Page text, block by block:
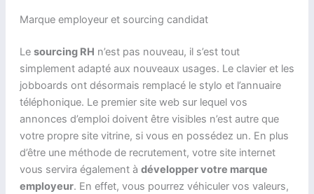
Marque employeur et sourcing candidat
Le sourcing RH n’est pas nouveau, il s’est tout
simplement adapté aux nouveaux usages. Le clavier et les
jobboards ont désormais remplacé le stylo et l’annuaire
téléphonique. Le premier site web sur lequel vos
annonces d’emploi doivent être visibles n’est autre que
votre propre site vitrine, si vous en possédez un. En plus
d’être une méthode de recrutement, votre site internet
vous servira également à développer votre marque
employeur. En effet, vous pourrez véhiculer vos valeurs,